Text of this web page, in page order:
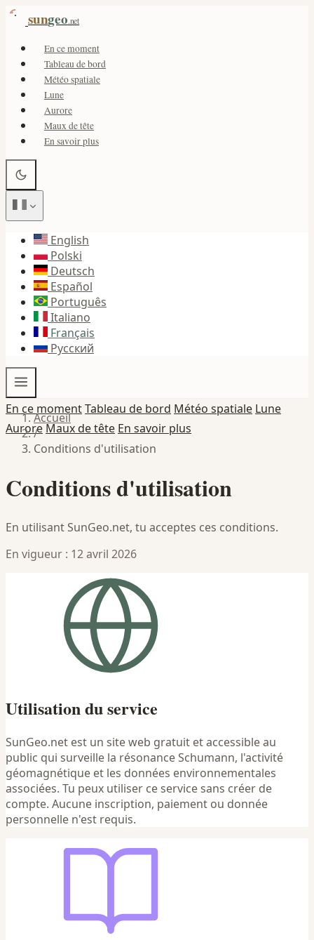
sungeo.net
En ce moment
Tableau de bord
Météo spatiale
Lune
Aurore
Maux de tête
En savoir plus
English
Polski
Deutsch
Español
Português
Italiano
Français
Русский
En ce momentTableau de bord Météo spatiale Lune
AuroreMaux de tête En savoir plus
Accueil
/
Conditions d'utilisation
Conditions d'utilisation
En utilisant SunGeo.net, tu acceptes ces conditions.
En vigueur : 12 avril 2026
Utilisation du service
SunGeo.net est un site web gratuit et accessible au
public qui surveille la résonance Schumann, l'activité
géomagnétique et les données environnementales
associées. Tu peux utiliser ce service sans créer de
compte. Aucune inscription, paiement ou donnée
personnelle n'est requis.